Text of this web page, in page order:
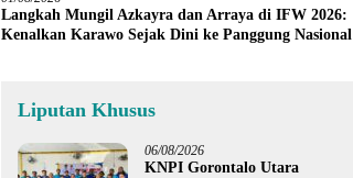
Langkah Mungil Azkayra dan Arraya di IFW 2026:
Kenalkan Karawo Sejak Dini ke Panggung Nasional
Liputan Khusus
06/08/2026
KNPI Gorontalo Utara